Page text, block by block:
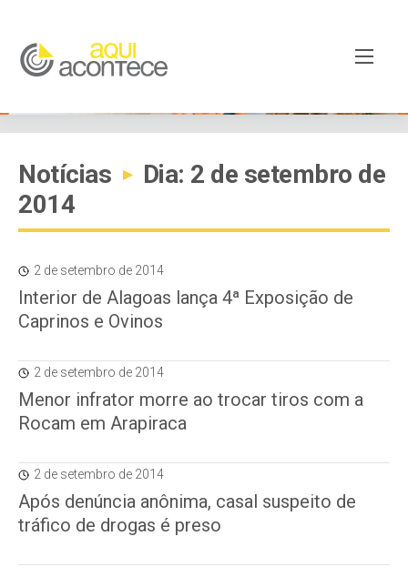
Notícias ▸
Dia: 2 de setembro de
2014
2 de setembro de 2014
Interior de Alagoas lança 4ª Exposição de
Caprinos e Ovinos
2 de setembro de 2014
Menor infrator morre ao trocar tiros com a
Rocam em Arapiraca
2 de setembro de 2014
Após denúncia anônima, casal suspeito de
tráfico de drogas é preso